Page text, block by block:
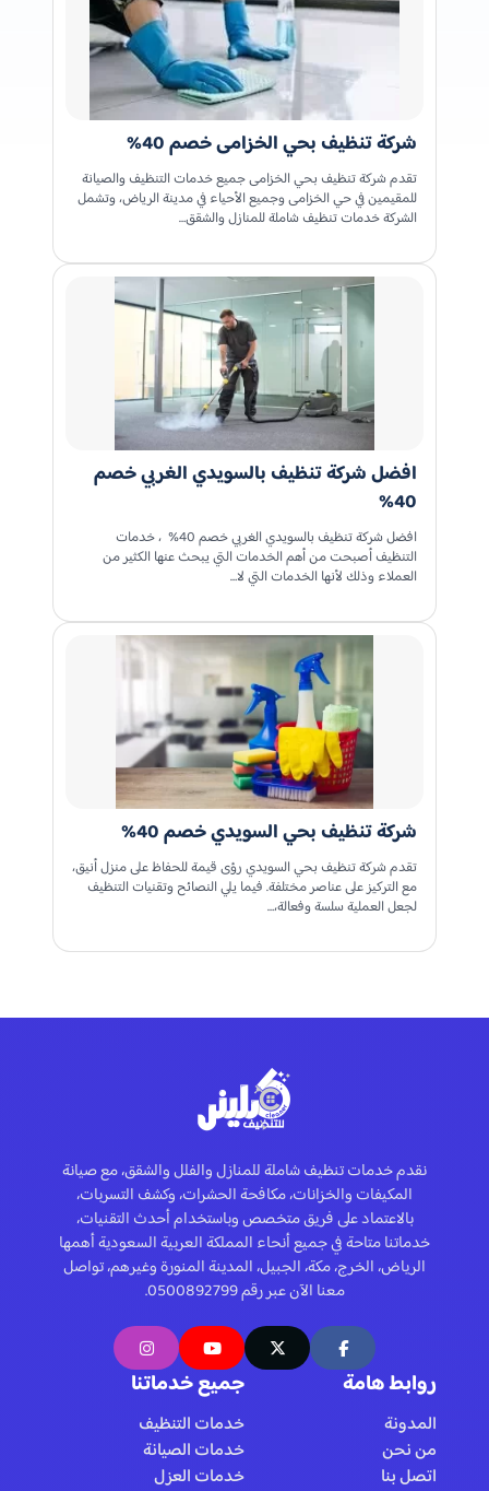
شركة تنظيف بحي الخزامى خصم 40%
تقدم شركة تنظيف بحي الخزامى جميع خدمات التنظيف والصيانة
للمقيمين في حي الخزامى وجميع الأحياء في مدينة الرياض، وتشمل
الشركة خدمات تنظيف شاملة للمنازل والشقق…
افضل شركة تنظيف بالسويدي الغربي خصم
40%
افضل شركة تنظيف بالسويدي الغربي خصم 40% ، خدمات
التنظيف أصبحت من أهم الخدمات التي يبحث عنها الكثير من
العملاء وذلك لأنها الخدمات التي لا…
شركة تنظيف بحي السويدي خصم 40%
تقدم شركة تنظيف بحي السويدي رؤى قيمة للحفاظ على منزل أنيق،
مع التركيز على عناصر مختلفة. فيما يلي النصائح وتقنيات التنظيف
لجعل العملية سلسة وفعالة،…
نقدم خدمات تنظيف شاملة للمنازل والفلل والشقق، مع صيانة
المكيفات والخزانات، مكافحة الحشرات، وكشف التسربات،
بالاعتماد على فريق متخصص وباستخدام أحدث التقنيات،
خدماتنا متاحة في جميع أنحاء المملكة العربية السعودية أهمها
الرياض، الخرج، مكة، الجبيل، المدينة المنورة وغيرهم، تواصل
معنا الآن عبر رقم 0500892799.
روابط هامة
المدونة
من نحن
اتصل بنا
جميع خدماتنا
خدمات التنظيف
خدمات الصيانة
خدمات العزل